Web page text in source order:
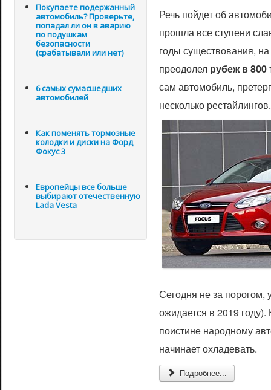
Покупаете подержанный
автомобиль? Проверьте,
попадал ли он в аварию
по подушкам
безопасности
(срабатывали или нет)
6 самых сумасшедших
автомобилей
Как поменять тормозные
колодки и диски на Форд
Фокус 3
Европейцы все больше
выбирают отечественную
Lada Vesta
Речь пойдет об
прошла все ступени
годы существования,
преодолел рубеж в
сам автомобиль,
несколько рестайлингов.
Сегодня не за порогом,
ожидается в 2019 году).
поистине народному
начинает охладевать.
Подробнее...